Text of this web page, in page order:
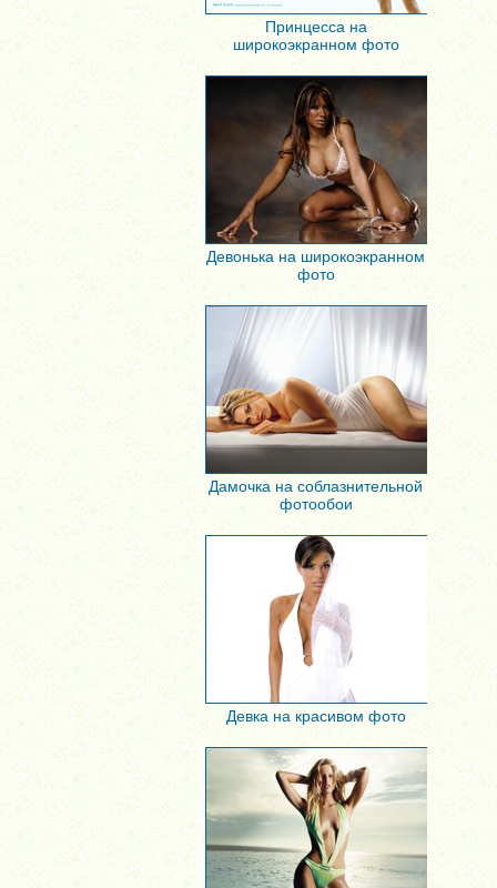
Принцесса на
широкоэкранном фото
Девонька на широкоэкранном
фото
Дамочка на соблазнительной
фотообои
Девка на красивом фото